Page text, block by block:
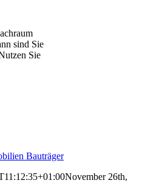
sind Sie
Sie
November 26th,